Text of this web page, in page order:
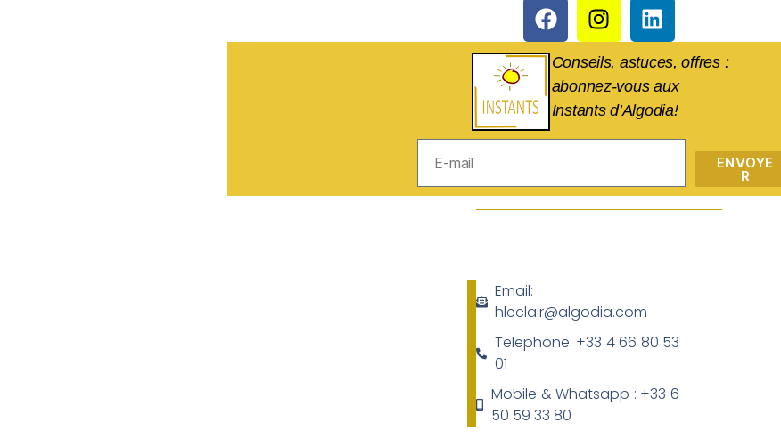
Conseils, astuces, offres :
abonnez-vous aux
Instants d’Algodia!
ENVOYE
R
Email:
hleclair@algodia.com
Telephone: +33 4 66 80 53
01
Mobile & Whatsapp : +33 6
50 59 33 80